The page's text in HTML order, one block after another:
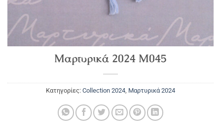
Μαρτυρικά 2024 M045
Κατηγορίες: Collection 2024, Μαρτυρικά 2024